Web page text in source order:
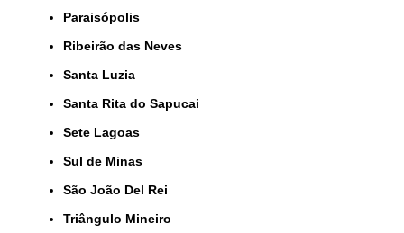
Paraisópolis
Ribeirão das Neves
Santa Luzia
Santa Rita do Sapucai
Sete Lagoas
Sul de Minas
São João Del Rei
Triângulo Mineiro